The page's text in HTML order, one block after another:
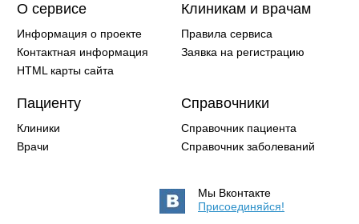
О сервисе
Информация о проекте
Контактная информация
HTML карты сайта
Клиникам и врачам
Правила сервиса
Заявка на регистрацию
Пациенту
Клиники
Врачи
Справочники
Справочник пациента
Справочник заболеваний
Мы Вконтакте
Присоединяйся!